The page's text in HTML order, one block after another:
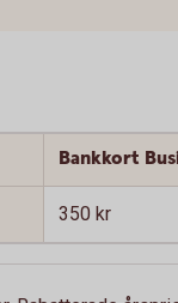
Bankkort
350 kr